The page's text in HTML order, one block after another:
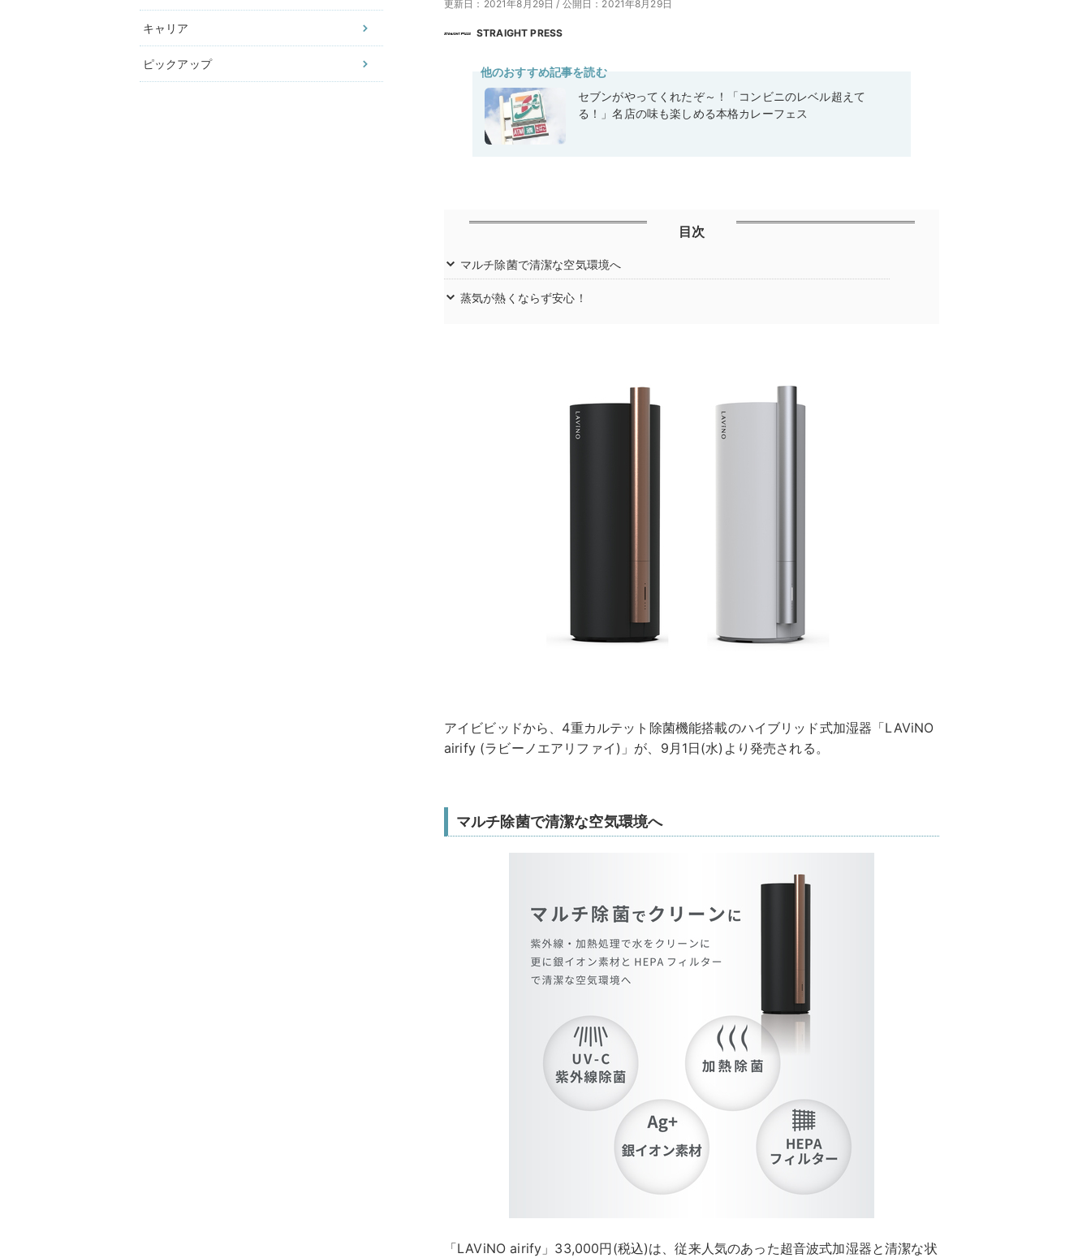
キャリア
ピックアップ
更新日：2021年8月29日 / 公開日：2021年8月29日
STRAIGHT PRESS
他のおすすめ記事を読む
セブンがやってくれたぞ～！「コンビニのレベル超えて
る！」名店の味も楽しめる本格カレーフェス
目次
マルチ除菌で清潔な空気環境へ
蒸気が熱くならず安心！
アイビビッドから、4重カルテット除菌機能搭載のハイブリッド式加湿器「LAViNO
airify (ラビーノエアリファイ)」が、9月1日(水)より発売される。
マルチ除菌で清潔な空気環境へ
「LAViNO airify」33,000円(税込)は、従来人気のあった超音波式加湿器と清潔な状